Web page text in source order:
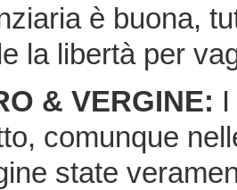
è buona,
la libertà per
& VERGINE:
comunque
state